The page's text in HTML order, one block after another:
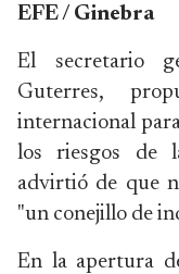
EFE / Ginebra
El secretario
Guterres,
internacional
los riesgos de
advirtió de que
"un conejillo de
En la apertura